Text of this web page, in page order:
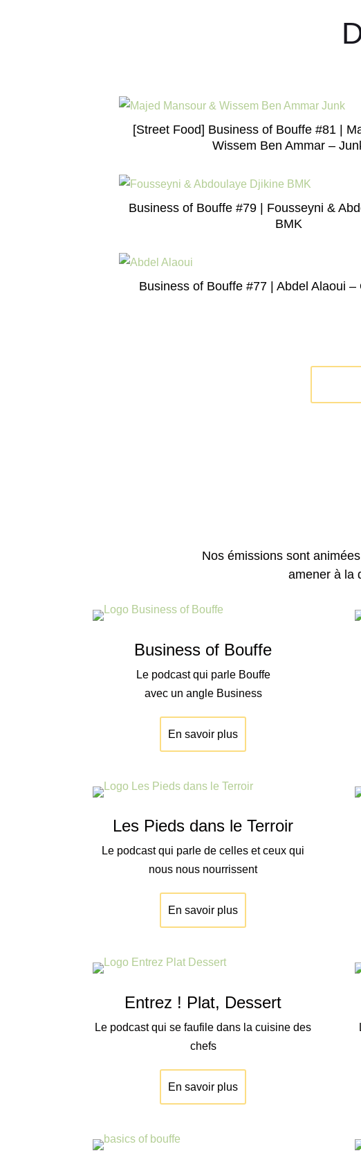
[Street Food] Business of Bouffe #81 |
Wissem Ben Ammar –
Business of Bouffe #79 | Fousseyni &
BMK
Business of Bouffe #77 | Abdel Alaoui –
Nos émissions sont
amener à la
Business of Bouffe
Le podcast qui parle Bouffe
avec un angle Business
En savoir plus
Les Pieds dans le Terroir
Le podcast qui parle de celles et ceux qui
nous nous nourrissent
En savoir plus
Entrez ! Plat, Dessert
Le podcast qui se faufile dans la cuisine des
chefs
En savoir plus